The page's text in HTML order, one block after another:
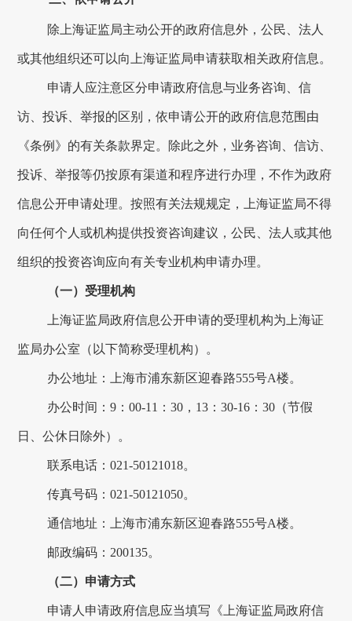
除上海证监局主动公开的政府信息外，公民、法人
或其他组织还可以向上海证监局申请获取相关政府信息。
申请人应注意区分申请政府信息与业务咨询、信
访、投诉、举报的区别，依申请公开的政府信息范围由
《条例》的有关条款界定。除此之外，业务咨询、信访、
投诉、举报等仍按原有渠道和程序进行办理，不作为政府
信息公开申请处理。按照有关法规规定，上海证监局不得
向任何个人或机构提供投资咨询建议，公民、法人或其他
组织的投资咨询应向有关专业机构申请办理。
（一）受理机构
上海证监局政府信息公开申请的受理机构为上海证
监局办公室（以下简称受理机构）。
办公地址：上海市浦东新区迎春路555号A楼。
办公时间： 9： 00-11 ： 30， 13： 30-16： 30（节假
日、公休日除外）。
联系电话： 021-50121018。
传真号码： 021-50121050。
通信地址：上海市浦东新区迎春路555号A楼。
邮政编码： 200135。
（二）申请方式
申请人申请政府信息应当填写《上海证监局政府信